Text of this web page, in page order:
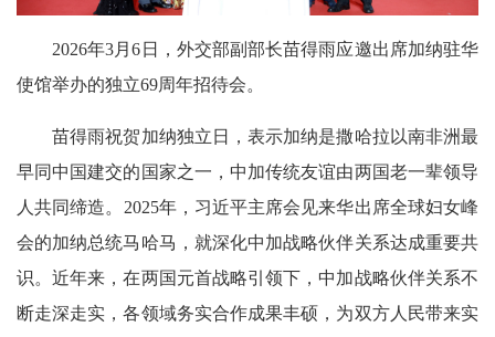
2026年3月6日，外交部副部长苗得雨应邀出席加纳驻华
使馆举办的独立69周年招待会。
苗得雨祝贺加纳独立日，表示加纳是撒哈拉以南非洲最
早同中国建交的国家之一，中加传统友谊由两国老一辈领导
人共同缔造。2025年，习近平主席会见来华出席全球妇女峰
会的加纳总统马哈马，就深化中加战略伙伴关系达成重要共
识。近年来，在两国元首战略引领下，中加战略伙伴关系不
断走深走实，各领域务实合作成果丰硕，为双方人民带来实